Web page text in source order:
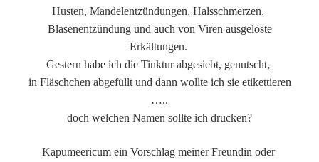
Husten, Mandelentzündungen, Halsschmerzen,
Blasenentzündung und auch von Viren ausgelöste
Erkältungen.
Gestern habe ich die Tinktur abgesiebt, genutscht,
in Fläschchen abgefüllt und dann wollte ich sie etikettieren
…..
doch welchen Namen sollte ich drucken?
Kapumeericum ein Vorschlag meiner Freundin oder